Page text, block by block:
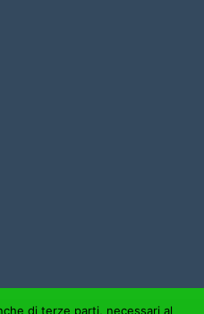
di terze parti, necessari al